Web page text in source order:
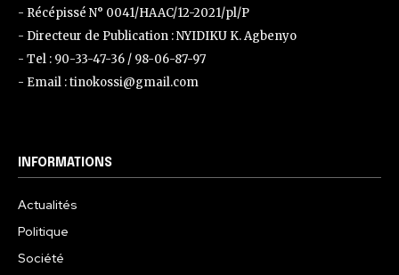
- Récépissé N° 0041/HAAC/12-2021/pl/P
- Directeur de Publication : NYIDIKU K. Agbenyo
- Tel : 90-33-47-36 / 98-06-87-97
- Email : tinokossi@gmail.com
INFORMATIONS
Actualités
Politique
Société